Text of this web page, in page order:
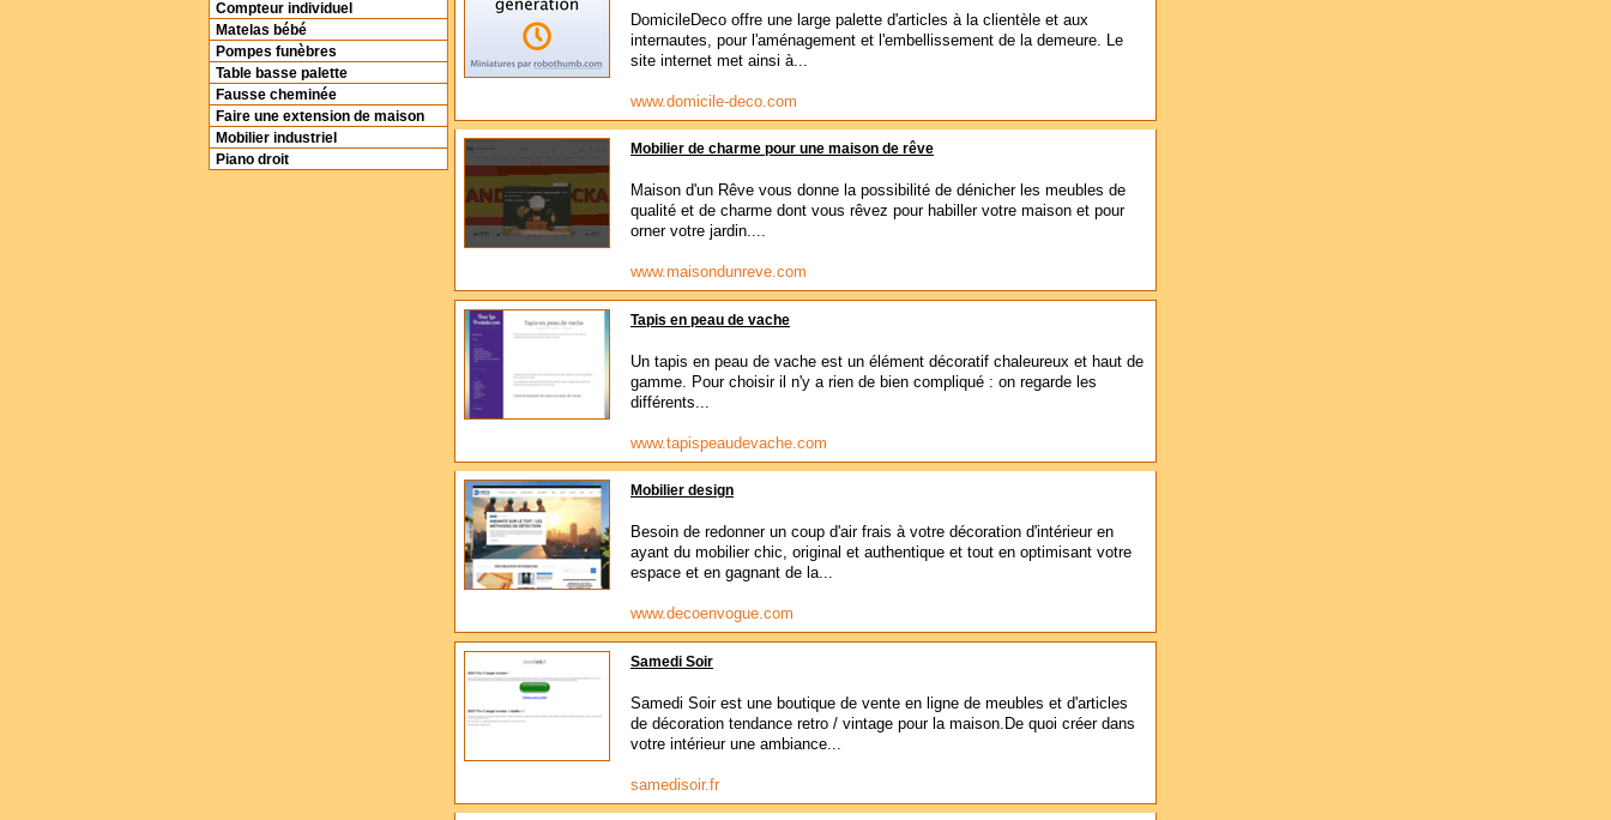
Compteur individuel
Matelas bébé
Pompes funèbres
Table basse palette
Fausse cheminée
Faire une extension de maison
Mobilier industriel
Piano droit
DomicileDeco offre une large palette d'articles à la clientèle et aux
internautes, pour l'aménagement et l'embellissement de la demeure. Le
site internet met ainsi à...
www.domicile-deco.com
Mobilier de charme pour une maison de rêve
Maison d'un Rêve vous donne la possibilité de dénicher les meubles de
qualité et de charme dont vous rêvez pour habiller votre maison et pour
orner votre jardin....
www.maisondunreve.com
Tapis en peau de vache
Un tapis en peau de vache est un élément décoratif chaleureux et haut de
gamme. Pour choisir il n'y a rien de bien compliqué : on regarde les
différents...
www.tapispeaudevache.com
Mobilier design
Besoin de redonner un coup d'air frais à votre décoration d'intérieur en
ayant du mobilier chic, original et authentique et tout en optimisant votre
espace et en gagnant de la...
www.decoenvogue.com
Samedi Soir
Samedi Soir est une boutique de vente en ligne de meubles et d'articles
de décoration tendance retro / vintage pour la maison.De quoi créer dans
votre intérieur une ambiance...
samedisoir.fr